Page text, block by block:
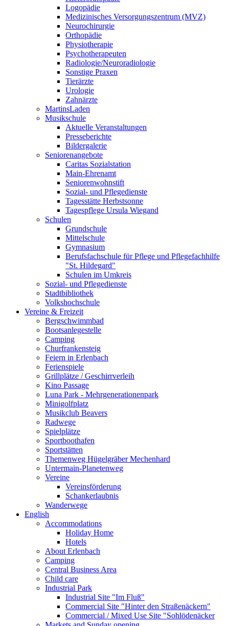
Logopädie
Medizinisches Versorgungszentrum (MVZ)
Neurochirurgie
Orthopädie
Physiotherapie
Psychotherapeuten
Radiologie/Neuroradiologie
Sonstige Praxen
Tierärzte
Urologie
Zahnärzte
MartinsLaden
Musikschule
Aktuelle Veranstaltungen
Presseberichte
Bildergalerie
Seniorenangebote
Caritas Sozialstation
Main-Ehrenamt
Seniorenwohnstift
Sozial- und Pflegedienste
Tagesstätte Herbstsonne
Tagespflege Ursula Wiegand
Schulen
Grundschule
Mittelschule
Gymnasium
Berufsfachschule für Pflege und Pflegefachhilfe
"St. Hildegard"
Schulen im Umkreis
Sozial- und Pflegedienste
Stadtbibliothek
Volkshochschule
Vereine & Freizeit
Bergschwimmbad
Bootsanlegestelle
Camping
Churfrankensteig
Feiern in Erlenbach
Ferienspiele
Grillplätze / Geschirrverleih
Kino Passage
Luna Park - Mehrgenerationenpark
Minigolfplatz
Musikclub Beavers
Radwege
Spielplätze
Sportboothafen
Sportstätten
Themenweg Hügelgräber Mechenhard
Untermain-Planetenweg
Vereine
Vereinsförderung
Schankerlaubnis
Wanderwege
English
Accommodations
Holiday Home
Hotels
About Erlenbach
Camping
Central Business Area
Child care
Industrial Park
Industrial Site "Im Fluß"
Commercial Site "Hinter den Straßenäckern"
Commercial / Mixed Use Site "Sohlödenäcker